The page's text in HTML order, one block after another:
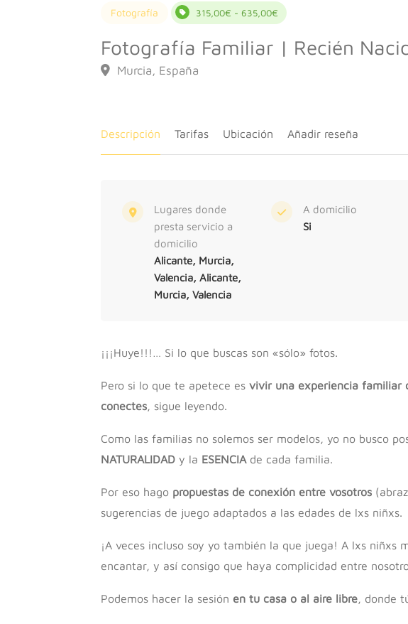
Fotografía 315,00€ - 635,00€
Fotografía Familiar | Recién
Murcia, España
Descripción Tarifas Ubicación Añadir reseña
Lugares donde
presta servicio a
domicilio
Alicante, Murcia,
Valencia, Alicante,
Murcia, Valencia
A domicilio
Si
¡¡¡Huye!!!… Si lo que buscas son «sólo» fotos.
Pero si lo que te apetece es vivir una experiencia familiar
conectes, sigue leyendo.
Como las familias no solemos ser modelos, yo no busco
NATURALIDAD y la ESENCIAde cada familia.
Por eso hago propuestas de conexión entre vosotros
sugerencias de juego adaptados a las edades de lxs niñxs.
¡A veces incluso soy yo también la que juega! A lxs niñxs
encantar, y así consigo que haya complicidad entre
Podemos hacer la sesión en tu casa o al aire libre, donde